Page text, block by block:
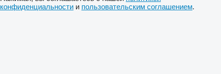
конфиденциальности и пользовательским соглашением.